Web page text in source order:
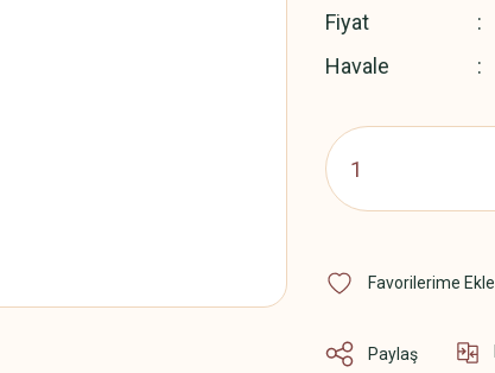
Fiyat
Havale
Paylaş